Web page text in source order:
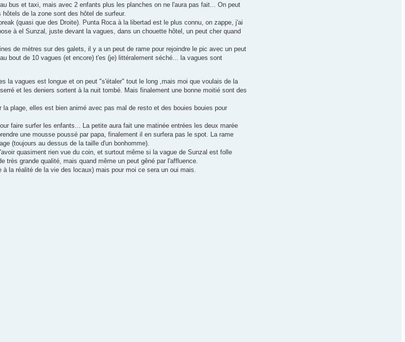
bus et taxi, mais avec 2 enfants plus les planches on ne l'aura pas fait... On peut
de la zone sont des hôtel de surfeur.
(quasi que des Droite). Punta Roca à la libertad est le plus connu, on zappe, j'ai
à el Sunzal, juste devant la vagues, dans un chouette hôtel, un peut cher quand
de mètres sur des galets, il y a un peut de rame pour rejoindre le pic avec un peut
bout de 10 vagues (et encore) t'es (je) littéralement séché... la vagues sont
la vagues est longue et on peut "s'étaler" tout le long ,mais moi que voulais de la
et les deniers sortent à la nuit tombé. Mais finalement une bonne moitié sont des
plage, elles est bien animé avec pas mal de resto et des bouies bouies pour
faire surfer les enfants... La petite aura fait une matinée entrées les deux marée
une mousse poussé par papa, finalement il en surfera pas le spot. La rame
(toujours au dessus de la taille d'un bonhomme).
quasiment rien vue du coin, et surtout même si la vague de Sunzal est folle
grande qualité, mais quand même un peut gêné par l'affluence.
la réalité de la vie des locaux) mais pour moi ce sera un oui mais.